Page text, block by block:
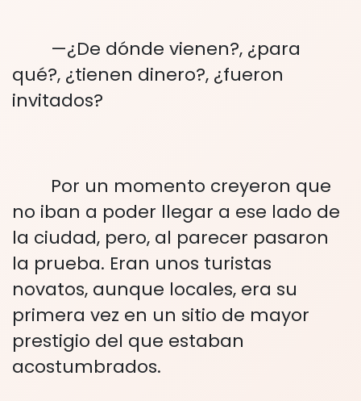
—¿De dónde vienen?, ¿para
qué?, ¿tienen dinero?, ¿fueron
invitados?
Por un momento creyeron que
no iban a poder llegar a ese lado de
la ciudad, pero, al parecer pasaron
la prueba. Eran unos turistas
novatos, aunque locales, era su
primera vez en un sitio de mayor
prestigio del que estaban
acostumbrados.